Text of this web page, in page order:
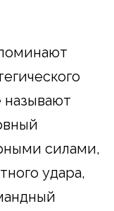
называют
силами,
удара,